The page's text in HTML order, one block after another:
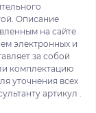
Описание
на сайте
электронных и
за собой
комплектацию
уточнения всех
артикул .